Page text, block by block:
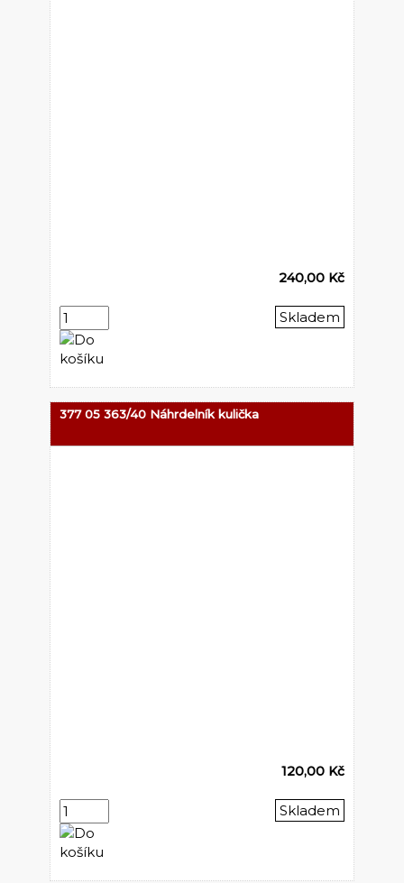
240,00 Kč
Skladem
377 05 363/40 Náhrdelník kulička
120,00 Kč
Skladem